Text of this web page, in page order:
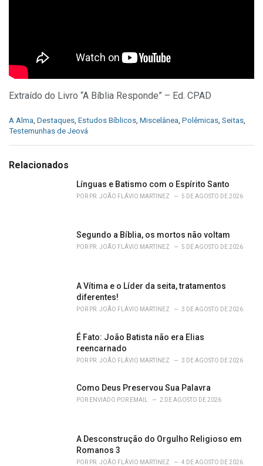
Extraído do Livro “A Bíblia Responde” – Ed. CPAD
C
a
g
A Alma, Destaques, Estudos Bíblicos, Miscelânea, Polêmicas, Seitas,
Testemunhas de Jeová
Relacionados
Línguas e Batismo com o Espírito Santo
POR PR. JOÃO FLÁVIO MARTINEZ 5 DE AGOSTO DE 2026
Segundo a Bíblia, os mortos não voltam
POR PR. JOÃO FLÁVIO MARTINEZ 5 DE AGOSTO DE 2026
A Vítima e o Líder da seita, tratamentos
diferentes!
POR PR. JOÃO FLÁVIO MARTINEZ 3 DE AGOSTO DE 2026
É Fato: João Batista não era Elias
reencarnado
POR PR. JOÃO FLÁVIO MARTINEZ 3 DE AGOSTO DE 2026
Como Deus Preservou Sua Palavra
POR ENVIADO POR EMAIL 2 DE AGOSTO DE 2026
A Desconstrução do Orgulho Religioso em
Romanos 3
POR PR. JOÃO FLÁVIO MARTINEZ 4 DE AGOSTO DE 2026